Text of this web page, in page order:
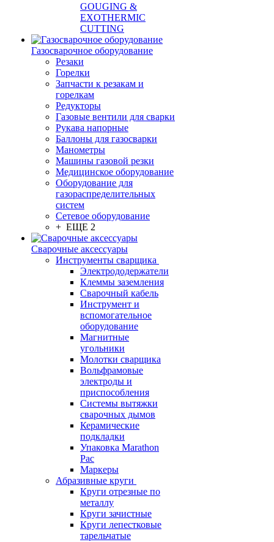
GOUGING &
EXOTHERMIC
CUTTING
Газосварочное оборудование
Резаки
Горелки
Запчасти к резакам и
горелкам
Редукторы
Газовые вентили для сварки
Рукава напорные
Баллоны для газосварки
Манометры
Машины газовой резки
Медицинское оборудование
Оборудование для
газораспределительных
систем
Сетевое оборудование
+ ЕЩЕ 2
Сварочные аксессуары
Инструменты сварщика
Электрододержатели
Клеммы заземления
Сварочный кабель
Инструмент и
вспомогательное
оборудование
Магнитные
угольники
Молотки сварщика
Вольфрамовые
электроды и
приспособления
Системы вытяжки
сварочных дымов
Керамические
подкладки
Упаковка Marathon
Pac
Маркеры
Абразивные круги
Круги отрезные по
металлу
Круги зачистные
Круги лепестковые
тарельчатые